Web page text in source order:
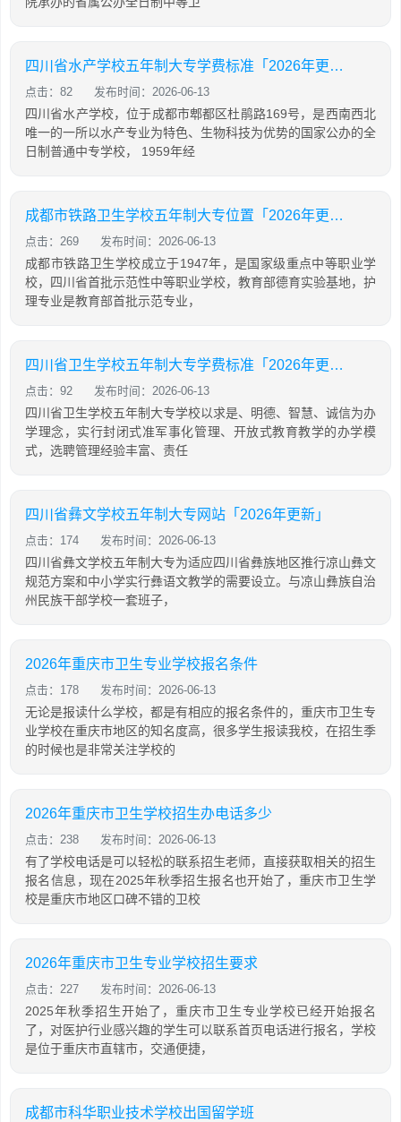
四川省水产学校五年制大专学费标准「2026年更新」
点击：82 发布时间：2026-06-13
四川省水产学校，位于成都市郫都区杜鹃路169号，是西南西北
唯一的一所以水产专业为特色、生物科技为优势的国家公办的全
日制普通中专学校， 1959年经
成都市铁路卫生学校五年制大专位置「2026年更新」
点击：269 发布时间：2026-06-13
成都市铁路卫生学校成立于1947年，是国家级重点中等职业学
校，四川省首批示范性中等职业学校，教育部德育实验基地，护
理专业是教育部首批示范专业，
四川省卫生学校五年制大专学费标准「2026年更新」
点击：92 发布时间：2026-06-13
四川省卫生学校五年制大专学校以求是、明德、智慧、诚信为办
学理念，实行封闭式准军事化管理、开放式教育教学的办学模
式，选聘管理经验丰富、责任
四川省彝文学校五年制大专网站「2026年更新」
点击：174 发布时间：2026-06-13
四川省彝文学校五年制大专为适应四川省彝族地区推行凉山彝文
规范方案和中小学实行彝语文教学的需要设立。与凉山彝族自治
州民族干部学校一套班子，
2026年重庆市卫生专业学校报名条件
点击：178 发布时间：2026-06-13
无论是报读什么学校，都是有相应的报名条件的，重庆市卫生专
业学校在重庆市地区的知名度高，很多学生报读我校，在招生季
的时候也是非常关注学校的
2026年重庆市卫生学校招生办电话多少
点击：238 发布时间：2026-06-13
有了学校电话是可以轻松的联系招生老师，直接获取相关的招生
报名信息，现在2025年秋季招生报名也开始了，重庆市卫生学
校是重庆市地区口碑不错的卫校
2026年重庆市卫生专业学校招生要求
点击：227 发布时间：2026-06-13
2025年秋季招生开始了，重庆市卫生专业学校已经开始报名
了，对医护行业感兴趣的学生可以联系首页电话进行报名，学校
是位于重庆市直辖市，交通便捷，
成都市科华职业技术学校出国留学班